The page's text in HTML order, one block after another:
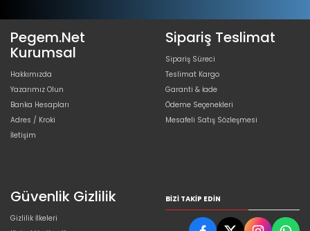
Pegem.Net
Kurumsal
Hakkımızda
Yazarımız Olun
Banka Hesapları
Adres / Kroki
İletişim
Sipariş Teslimat
Sipariş Süreci
Teslimat Kargo
Garanti & İade
Ödeme Seçenekleri
Mesafeli Satış Sözleşmesi
Güvenlik Gizlilik
Gizlilik İlkeleri
BIZI TAKIP EDIN